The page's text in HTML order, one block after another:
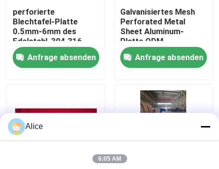
Qualitätskontrolle
Treten Sie mit uns in Verbindung
Fordern Sie ein Zitat
Stahlkonstruktionslager
Stahlkonstruktionswerkstatt
perforierte
Blechtafel-Platte
0.5mm-6mm des
Edelstahl-304 316
Anfrage absenden
Galvanisiertes Mesh
Perforated Metal
Sheet Aluminum-
Platte ODM
Anfrage absenden
Alice
6:05 AM